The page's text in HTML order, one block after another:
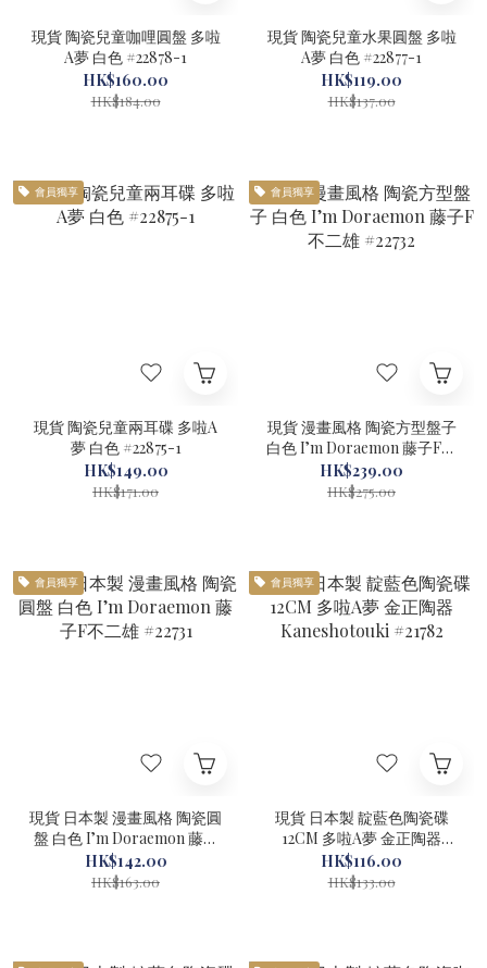
現貨 陶瓷兒童咖哩圓盤 多啦
A夢 白色 #22878-1
HK$160.00
HK$184.00
現貨 陶瓷兒童水果圓盤 多啦
A夢 白色 #22877-1
HK$119.00
HK$137.00
會員獨享
現貨 陶瓷兒童兩耳碟 多啦A
夢 白色 #22875-1
HK$149.00
HK$171.00
會員獨享
現貨 漫畫風格 陶瓷方型盤子
白色 I’m Doraemon 藤子F不
二雄 #22732
HK$239.00
HK$275.00
會員獨享
現貨 日本製 漫畫風格 陶瓷圓
盤 白色 I’m Doraemon 藤子
F不二雄 #22731
HK$142.00
HK$163.00
會員獨享
現貨 日本製 靛藍色陶瓷碟
12CM 多啦A夢 金正陶器
Kaneshotouki #21782
HK$116.00
HK$133.00